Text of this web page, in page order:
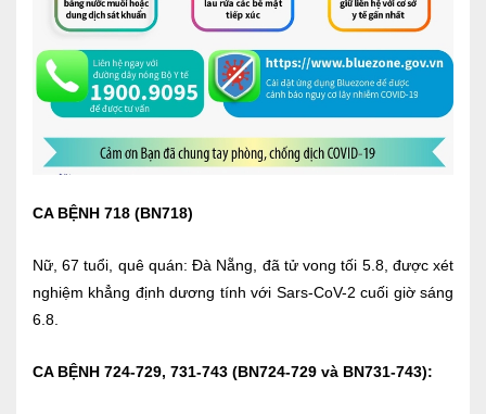
Gói quản lý mạn tính
Dịch vụ ưu đãi đặc biệt
Bác sĩ online - Tư vấn từ xa
Bác sĩ gia đình chăm sóc y tế 24/7
Nhà thuốc GPP
Dịch vụ Y tế Cơ quan – MEDI-OFFICE
Dịch vụ Y tế gia đình – MEDI-HOME
CA BỆNH 718 (BN718)
Nữ, 67 tuổi, quê quán: Đà Nẵng, đã tử vong tối 5.8, được xét
nghiệm khẳng định dương tính với Sars-CoV-2 cuối giờ sáng
6.8.
CA BỆNH 724-729, 731-743 (BN724-729 và BN731-743):